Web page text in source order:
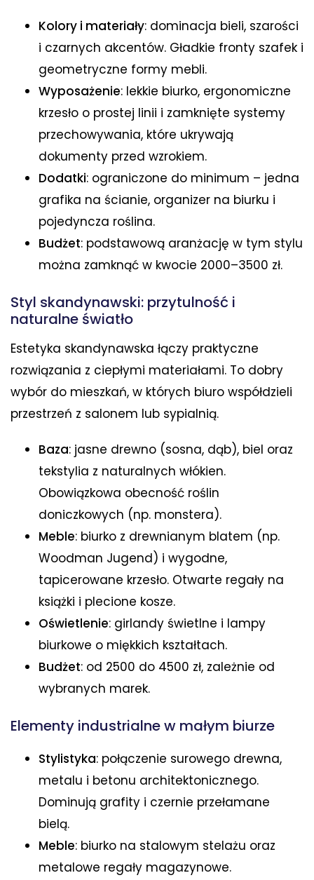
Kolory i materiały: dominacja bieli, szarości
i czarnych akcentów. Gładkie fronty szafek i
geometryczne formy mebli.
Wyposażenie: lekkie biurko, ergonomiczne
krzesło o prostej linii i zamknięte systemy
przechowywania, które ukrywają
dokumenty przed wzrokiem.
Dodatki: ograniczone do minimum – jedna
grafika na ścianie, organizer na biurku i
pojedyncza roślina.
Budżet: podstawową aranżację w tym stylu
można zamknąć w kwocie 2000–3500 zł.
Styl skandynawski: przytulność i
naturalne światło
Estetyka skandynawska łączy praktyczne
rozwiązania z ciepłymi materiałami. To dobry
wybór do mieszkań, w których biuro współdzieli
przestrzeń z salonem lub sypialnią.
Baza: jasne drewno (sosna, dąb), biel oraz
tekstylia z naturalnych włókien.
Obowiązkowa obecność roślin
doniczkowych (np. monstera).
Meble: biurko z drewnianym blatem (np.
Woodman Jugend) i wygodne,
tapicerowane krzesło. Otwarte regały na
książki i plecione kosze.
Oświetlenie: girlandy świetlne i lampy
biurkowe o miękkich kształtach.
Budżet: od 2500 do 4500 zł, zależnie od
wybranych marek.
Elementy industrialne w małym biurze
Stylistyka: połączenie surowego drewna,
metalu i betonu architektonicznego.
Dominują grafity i czernie przełamane
bielą.
Meble: biurko na stalowym stelażu oraz
metalowe regały magazynowe.